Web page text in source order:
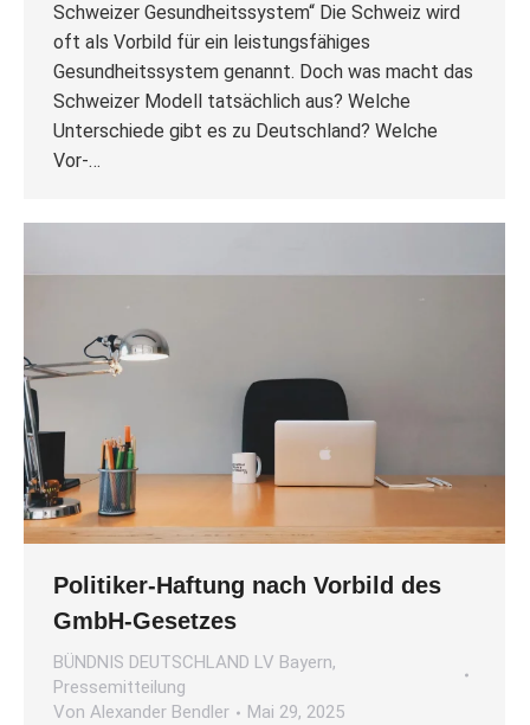
Schweizer Gesundheitssystem“ Die Schweiz wird
oft als Vorbild für ein leistungsfähiges
Gesundheitssystem genannt. Doch was macht das
Schweizer Modell tatsächlich aus? Welche
Unterschiede gibt es zu Deutschland? Welche
Vor-…
Politiker-Haftung nach Vorbild des
GmbH-Gesetzes
BÜNDNIS DEUTSCHLAND LV Bayern,
Pressemitteilung
Von Alexander Bendler Mai 29, 2025